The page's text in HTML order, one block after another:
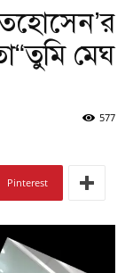
মেঘ
577
Pinterest